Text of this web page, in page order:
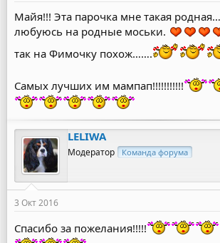
Майя!!! Эта парочка мне такая
любуюсь на родные моськи.
так на Фимочку похож…….
Самых лучших им мампап!!!!!!!!!!!
LELIWA
Модератор Команда форума
3 Окт 2016
Спасибо за пожелания!!!!!